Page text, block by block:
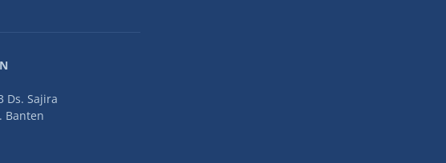
Ds. Sajira
Banten